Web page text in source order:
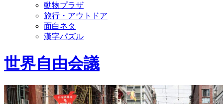
動物プラザ
旅行・アウトドア
面白ネタ
漢字パズル
世界自由会議